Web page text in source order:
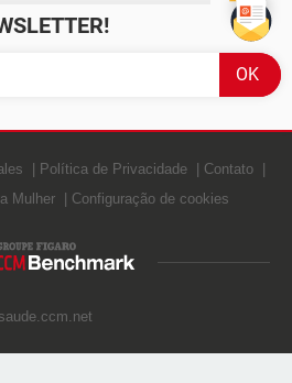
Política de Privacidade
Contato
Mulher Configuração de cookies
saude.ccm.net